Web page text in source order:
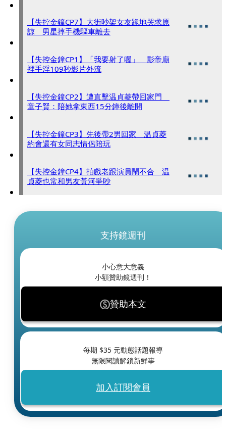
【失控金鐘CP7】大街吵架女友跪地哭求原
諒 男星摔手機驅車離去
【失控金鐘CP1】「我要射了喔」 影帝廟
裡手淫109秒影片外流
【失控金鐘CP2】遭直擊温貞菱帶回家門
童子賢：陪她拿東西15分鐘後離開
【失控金鐘CP3】先後帶2男回家 温貞菱
約會還有女同志情侶陪玩
【失控金鐘CP4】拍戲老跟演員鬧不合 温
貞菱也常和男友黃河爭吵
支持鏡週刊
小心意大意義
小額贊助鏡週刊！
贊助本文
每期 $35 元動態話題報導
無限閱讀解鎖新鮮事
加入訂閱會員